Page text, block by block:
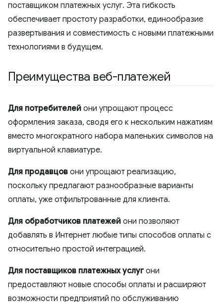
поставщиком платежных услуг. Эта гибкость
обеспечивает простоту разработки, единообразие
развертывания и совместимость с новыми платежными
технологиями в будущем.
Преимущества веб-платежей
Для потребителей они упрощают процесс
оформления заказа, сводя его к нескольким нажатиям
вместо многократного набора маленьких символов на
виртуальной клавиатуре.
Для продавцов они упрощают реализацию,
поскольку предлагают разнообразные варианты
оплаты, уже отфильтрованные для клиента.
Для обработчиков платежей они позволяют
добавлять в Интернет любые типы способов оплаты с
относительно простой интеграцией.
Для поставщиков платежных услугони
предоставляют новые способы оплаты и расширяют
возможности предприятий по обслуживанию